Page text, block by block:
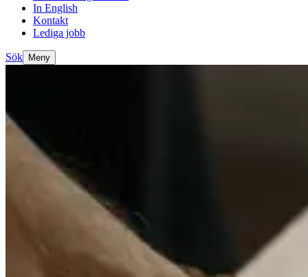
In English
Kontakt
Lediga jobb
Sök Meny